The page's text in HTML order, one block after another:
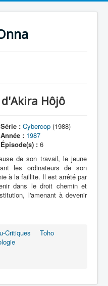
(電脳 警
Police
Hôjô
Série : Cybercop (1988)
Année : 1987
Épisode(s) : 6
de son travail, le jeune
les ordinateurs de son
à la faillite. Il est arrêté par
dans le droit chemin et
l'amenant à devenir
Critiques
Toho